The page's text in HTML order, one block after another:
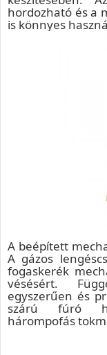
hordozható és a
is könnyes
A beépített
A gázos
fogaskerék
vésésért.
egyszerűen és
szárú fúró
hárompofás